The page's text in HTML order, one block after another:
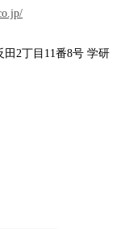
2丁目11番8号 学研